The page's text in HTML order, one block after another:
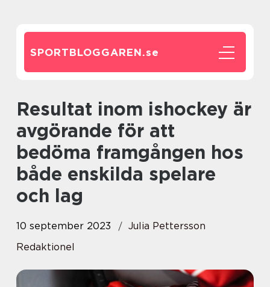
SPORTBLOGGAREN.se
Resultat inom ishockey är
avgörande för att
bedöma framgången hos
både enskilda spelare
och lag
10 september 2023
Julia Pettersson
Redaktionel